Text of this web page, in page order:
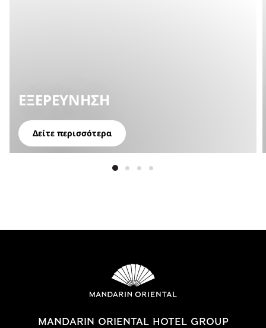
ΕΞΕΡΕΎΝΗΣΗ
Δείτε περισσότερα
MANDARIN ORIENTAL HOTEL GROUP